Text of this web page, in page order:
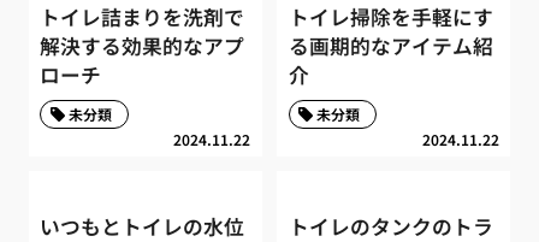
トイレ詰まりを洗剤で
解決する効果的なアプ
ローチ
2024.11.22
未分類
トイレ掃除を手軽にす
る画期的なアイテム紹
介
2024.11.22
未分類
いつもとトイレの水位
トイレのタンクのトラ